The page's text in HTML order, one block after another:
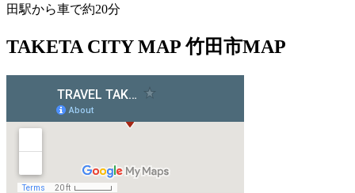
田駅から車で約20分
TAKETA CITY MAP 竹田市MAP